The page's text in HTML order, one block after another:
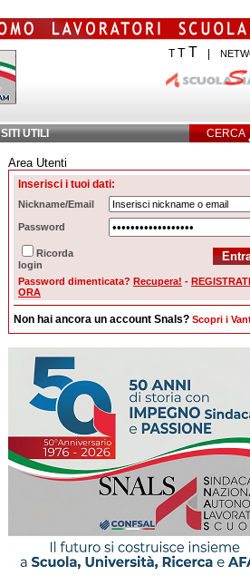
T TT
SITI UTILI CERCA
Ricerca Avanzata
Area Utenti
Inserisci i tuoi dati:
Nickname/Email
Password
Ricorda
login
Password dimenticata? Recupera! - REGISTRATI
ORA
Non hai ancora un account Snals? Scopri i